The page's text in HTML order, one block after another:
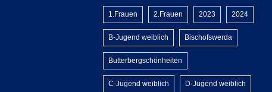
1.Frauen 2.Frauen 2023 2024
B-Jugend weiblich Bischofswerda
Butterbergschönheiten
C-Jugend weiblich D-Jugend weiblich